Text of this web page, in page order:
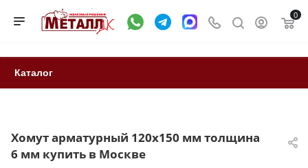
0
Каталог
Хомут арматурный 120х150 мм толщина
6 мм купить в Москве